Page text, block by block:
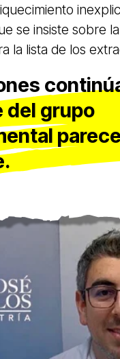
se insiste sobre
la lista de los
del grupo
parece